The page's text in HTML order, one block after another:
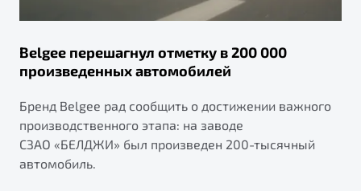
Belgee перешагнул отметку в 200 000
произведенных автомобилей
Бренд Belgee рад сообщить о достижении важного
производственного этапа: на заводе
СЗАО «БЕЛДЖИ» был произведен 200-тысячный
автомобиль.